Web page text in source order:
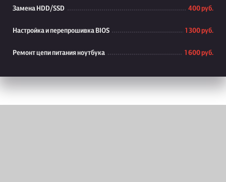
Замена HDD/SSD 400 руб.
Настройка и перепрошивка BIOS 1 300 руб.
Ремонт цепи питания ноутбука 1 600 руб.